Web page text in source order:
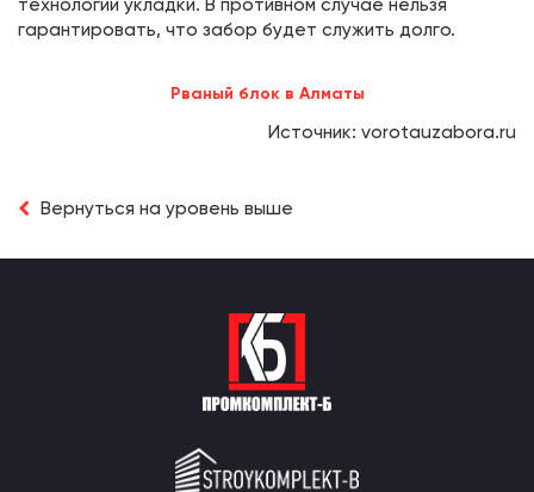
технологии укладки. В противном случае нельзя
гарантировать, что забор будет служить долго.
Рваный блок в Алматы
Источник: vorotauzabora.ru
Вернуться на уровень выше